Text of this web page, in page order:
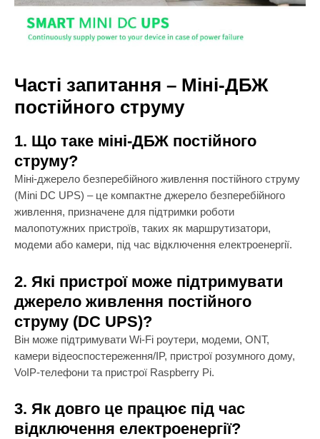
Часті запитання – Міні-ДБЖ
постійного струму
1. Що таке міні-ДБЖ постійного
струму?
Міні-джерело безперебійного живлення постійного струму
(Mini DC UPS) – це компактне джерело безперебійного
живлення, призначене для підтримки роботи
малопотужних пристроїв, таких як маршрутизатори,
модеми або камери, під час відключення електроенергії.
2. Які пристрої може підтримувати
джерело живлення постійного
струму (DC UPS)?
Він може підтримувати Wi-Fi роутери, модеми, ONT,
камери відеоспостереження/IP, пристрої розумного дому,
VoIP-телефони та пристрої Raspberry Pi.
3. Як довго це працює під час
відключення електроенергії?